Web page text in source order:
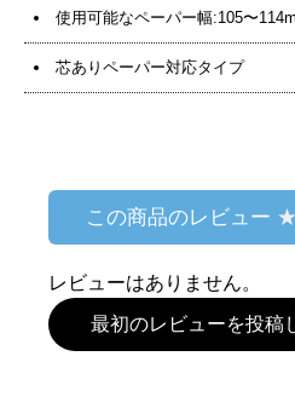
使用可能なペーパー幅:105〜
芯ありペーパー対応タイプ
この商品のレビュー
レビューはありません。
最初のレビューを投稿